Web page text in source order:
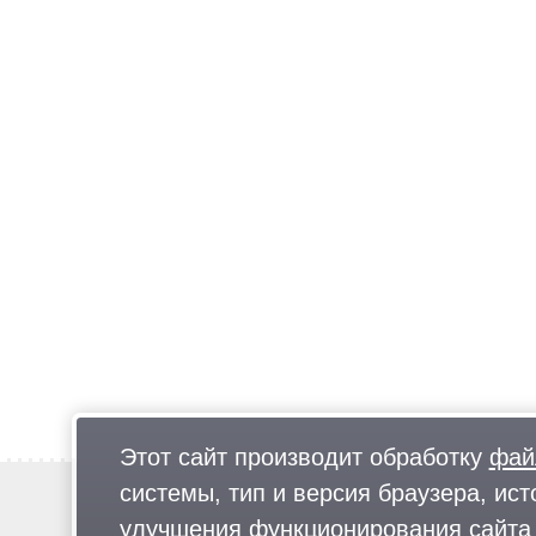
Новости
Предложи новость
Этот сайт производит обработку
системы, тип и версия браузера,
улучшения функционирования